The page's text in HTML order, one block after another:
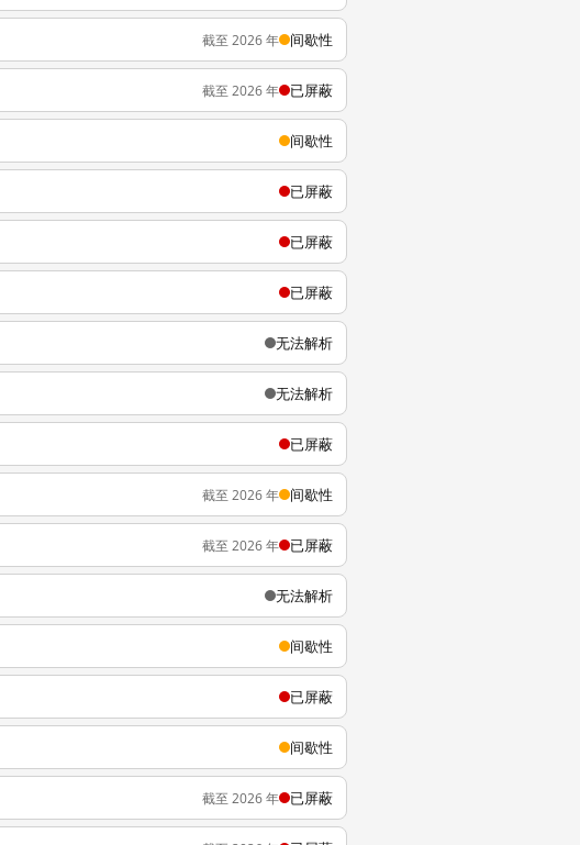
截至 2026 年 间歇性
截至 2026 年 已屏蔽
间歇性
已屏蔽
已屏蔽
已屏蔽
无法解析
无法解析
已屏蔽
截至 2026 年 间歇性
截至 2026 年 已屏蔽
无法解析
间歇性
已屏蔽
间歇性
截至 2026 年 已屏蔽